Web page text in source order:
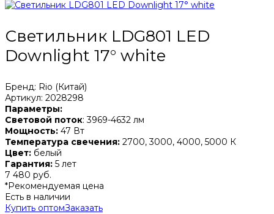
Светильник LDG801 LED
Downlight 17° white
Бренд: Rio (Китай)
Артикул: 2028298
Параметры:
Световой поток: 3969-4632 лм
Мощность: 47 Вт
Температура свечения: 2700, 3000, 4000, 5000 К
Цвет: белый
Гарантия: 5 лет
7 480 руб.
*Рекомендуемая цена
Есть в наличии
Купить оптомЗаказать